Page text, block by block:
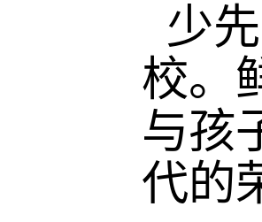
少
校。
与孩
代的